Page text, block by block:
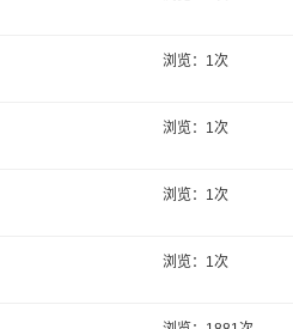
浏览：1次
浏览：1次
浏览：1次
浏览：1次